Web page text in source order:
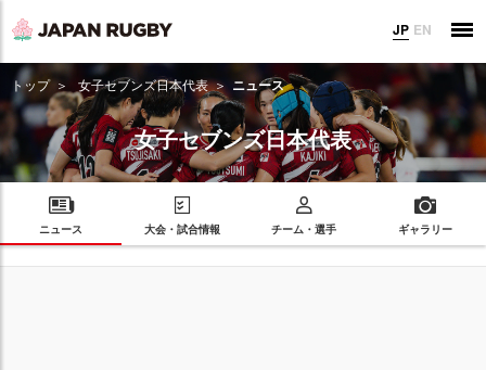
JP EN
トップ 女子セブンズ日本代表 ニュース
女子セブンズ日本代表
ニュース 大会・試合情報 チーム・選手 ギャラリー